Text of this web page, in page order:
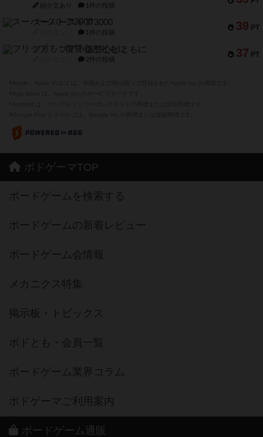
紹介文あり 1件の投稿
39 PT
スーパーストア3000
1件の投稿
37 PT
フリップ７：復讐心とともに
2件の投稿
ボドゲーマTOP
ボードゲームを検索する
ボードゲームの新着レビュー
ボードゲーム会情報
メカニクス特集
掲示板・トピックス
ボドとも・会員一覧
ボードゲーム業界コラム
ボドゲーマご利用案内
ボードゲーム通販